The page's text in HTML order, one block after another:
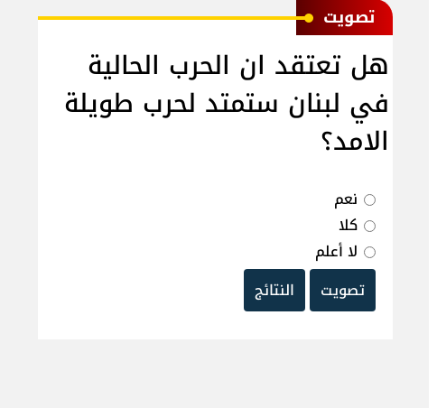
ﺗﺼﻮﻳﺖ
هل تعتقد ان الحرب الحالية
في لبنان ستمتد لحرب طويلة
الامد؟
نعم
كلا
لا أعلم
تصويت
النتائج